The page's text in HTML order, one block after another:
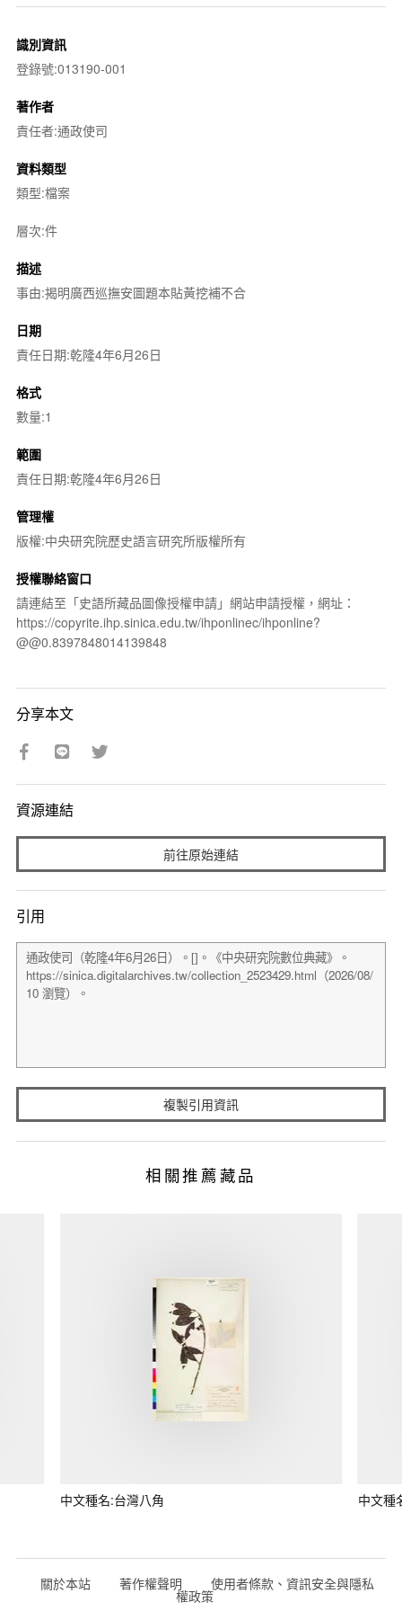
識別資訊
登錄號:013190-001
著作者
責任者:通政使司
資料類型
類型:檔案
層次:件
描述
事由:揭明廣西巡撫安圖題本貼黃挖補不合
日期
責任日期:乾隆4年6月26日
格式
數量:1
範圍
責任日期:乾隆4年6月26日
管理權
版權:中央研究院歷史語言研究所版權所有
授權聯絡窗口
請連結至「史語所藏品圖像授權申請」網站申請授權，網址：
https://copyrite.ihp.sinica.edu.tw/ihponlinec/ihponline?
@@0.8397848014139848
分享本文
資源連結
前往原始連結
引用
複製引用資訊
相關推薦藏品
中文種名:台灣八角 中文種
關於本站 著作權聲明 使用者條款、資訊安全與隱私
權政策